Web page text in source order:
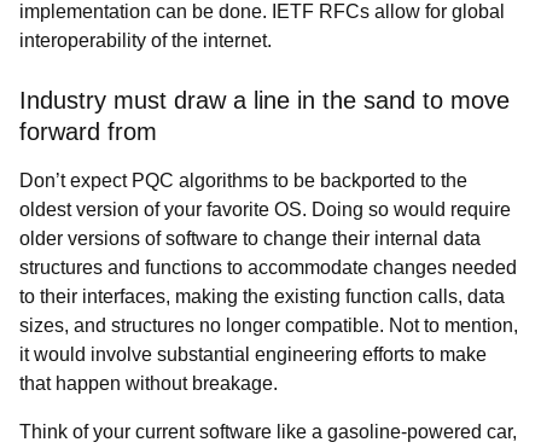
implementation can be done. IETF RFCs allow for global
interoperability of the internet.
Industry must draw a line in the sand to move
forward from
Don’t expect PQC algorithms to be backported to the
oldest version of your favorite OS. Doing so would require
older versions of software to change their internal data
structures and functions to accommodate changes needed
to their interfaces, making the existing function calls, data
sizes, and structures no longer compatible. Not to mention,
it would involve substantial engineering efforts to make
that happen without breakage.
Think of your current software like a gasoline-powered car,